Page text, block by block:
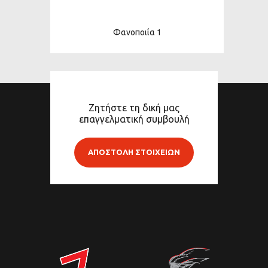
Φανοποιία 1
Ζητήστε τη δική μας
επαγγελματική συμβουλή
ΑΠΟΣΤΟΛΗ ΣΤΟΙΧΕΙΩΝ